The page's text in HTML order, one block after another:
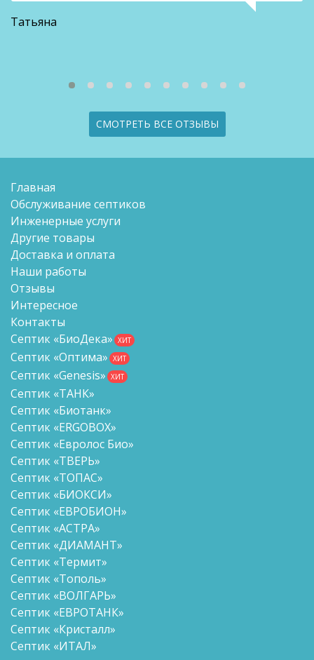
Татьяна
СМОТРЕТЬ ВСЕ ОТЗЫВЫ
Главная
Обслуживание септиков
Инженерные услуги
Другие товары
Доставка и оплата
Наши работы
Отзывы
Интересное
Контакты
Септик «БиоДека» ХИТ
Септик «Оптима» ХИТ
Септик «Genesis» ХИТ
Септик «ТАНК»
Септик «Биотанк»
Септик «ERGOBOX»
Септик «Евролос Био»
Септик «ТВЕРЬ»
Септик «ТОПАС»
Септик «БИОКСИ»
Септик «ЕВРОБИОН»
Септик «АСТРА»
Септик «ДИАМАНТ»
Септик «Термит»
Септик «Тополь»
Септик «ВОЛГАРЬ»
Септик «ЕВРОТАНК»
Септик «Кристалл»
Септик «ИТАЛ»